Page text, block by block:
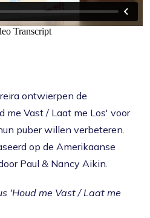
ontwierpen de
me Vast / Laat me Los' voor
puber willen verbeteren.
op de Amerikaanse
Paul & Nancy Aikin.
'Houd me Vast / Laat me